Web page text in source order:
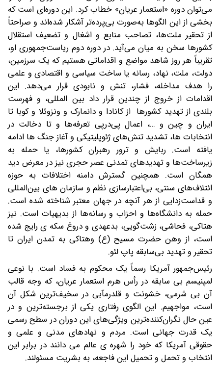
می‌توان دوره «استعمار عریان» خطاب کرد. این دوره‌ای است که
بخشی از این الگوها به‌صورت بی‌پرده‌تر آشکار شده‌اند و صراحتاً
از تحقیر ملت‌ها، تصاحب منابع و اشغال و تضعیف استقلال
کشورها سخن به میان می‌آید. در دوره دوم ریاست‌جمهوری او،
تقریباً هر روز شاهد مواضع و اقداماتی هستیم که یک سرزمین،
دولت، ملت، نهاد، رسانه یا ساخت سیاسی و اقتصادی و علمی
را هدف مداخله، فشار، تنش و نابودی قرار می‌دهد. این
اقدامات از خروج از چندین قرار داد بین المللی، و فهرست
بلندی از تهدید کشورها از کانادا و دانمارک و ونزوئلا و کوبا تا
ایران و چین و …، اعمال پی‌درپی تعرفه‌ها و تا دخالت در
انتخابات ها، تشدید تنش‌های ژئوپلیتیکی و آغاز جنگ ها ادامه
یافته است. ربایش و ترور رهبران کشورها، یا حمله به
زیرساخت‌ها و تهدیدهای تمدنی عصر حجری نیز در معرض دید
همگان است. همچنین گسترش دامنه اختلافات به حوزه
ائتلاف‌های سنتی، بی‌اعتبارسازی نظم و سازمان های بین‌المللی
و قداست‌زدایی از هر آنچه در جهان معتبر شناخته شده است.
حمله به دانشگاه‌ها و احزاب و رسانه‌ها از بدیهیات است. نیز
هتاکی، فحاشی، زشت‌گویی، بدعهدی و دروغ سکه ی رایج شده
است، از وهن حضرت مسیح (ع) وهتاکی به تمدن ایران تا
تحقیر و تهدید بی‌سابقه پاپ لئو.
رئیس‌جمهور آمریکا رسماً یک محکوم به فساد است. با نوعی
لمپنیسم بی سابقه در رأس هرم استعمار عریان، که وجه قالب
آن بی‌ شرمی، خشونت و قلدرمآبی در سخیف‌ترین شکل آن
است، مواجهیم. این الگوی رفتاری یکی از برجسته‌ترین و در
عین حال نگران‌کننده‌ترین ویژگی‌های این دوران در سطح رسمی
یک قدرت جهانی است. مردم و نهادهای مدنی و علمی و
حقوقی آمریکا که خود را شهره ی عالم می دانند در برابر این
انتخاب و تحمل و تحمیل این فاجعه، به بشریت مسئولند.